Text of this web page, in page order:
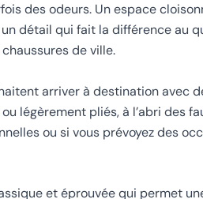
des odeurs. Un espace
détail qui fait la différence au
de ville.
arriver à destination avec
légèrement pliés, à l’abri des
ou si vous prévoyez des
et éprouvée qui permet